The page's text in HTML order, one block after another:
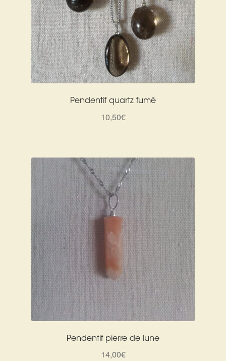
Pendentif quartz fumé
10,50€
Pendentif pierre de lune
14,00€